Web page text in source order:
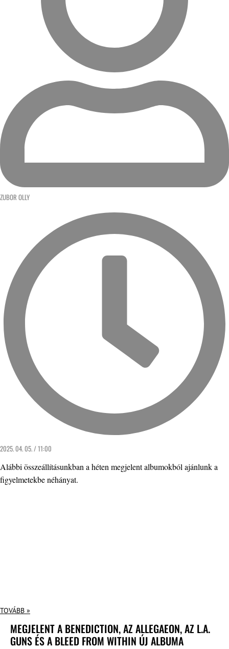
ZUBOR OLLY
2025. 04. 05. / 11:00
Alábbi összeállításunkban a héten megjelent albumokból ajánlunk a
figyelmetekbe néhányat.
TOVÁBB »
MEGJELENT A BENEDICTION, AZ ALLEGAEON, AZ L.A.
GUNS ÉS A BLEED FROM WITHIN ÚJ ALBUMA